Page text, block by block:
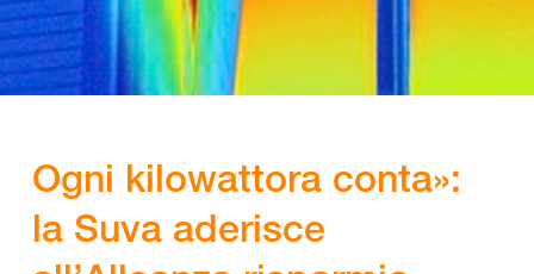
Ogni kilowattora conta»:
la Suva aderisce